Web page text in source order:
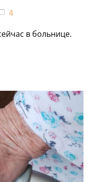
4
в больнице.